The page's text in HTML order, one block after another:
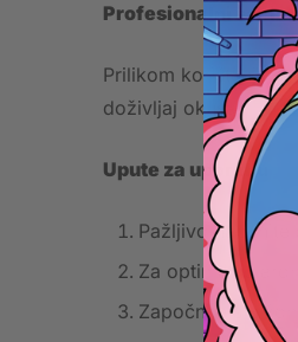
Profesionalni savjet
Prilikom korištenja
doživljaj okusa.
Upute za uporabu
Pažljivo
Za optimalnu
Započnite s